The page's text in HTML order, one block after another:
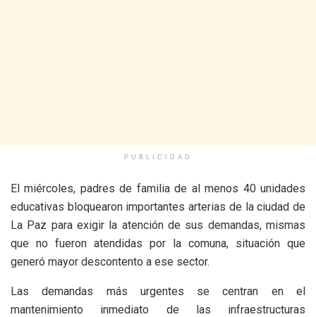
PUBLICIDAD
El miércoles, padres de familia de al menos 40 unidades
educativas bloquearon importantes arterias de la ciudad de
La Paz para exigir la atención de sus demandas, mismas
que no fueron atendidas por la comuna, situación que
generó mayor descontento a ese sector.
Las demandas más urgentes se centran en el
mantenimiento inmediato de las infraestructuras